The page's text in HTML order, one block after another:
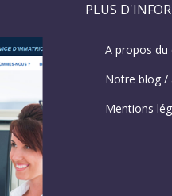
PLUS
A propos
Notre blog /
Mentions